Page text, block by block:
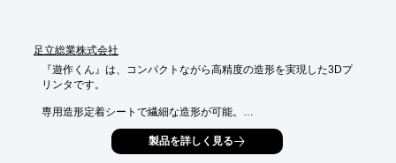
足立総業株式会社
『遊作くん』は、コンパクトながら高精度の造形を実現した3Dプ
リンタです。
専用造形定着シートで繊細な造形が可能。
造形物に合わせて9種類からフィラメントの色を選択できます。
国内生産による高い品質と日本語対応のソフトウェアで初心者で
製品を詳しく見る